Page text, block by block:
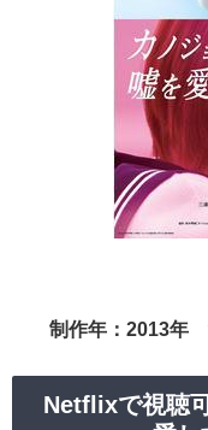
制作年：2013年
Netflixで視聴